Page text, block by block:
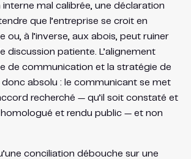
mal calibrée, une déclaration
que l’entreprise se croit en
ou, à l’inverse, aux abois, peut ruiner
discussion patiente. L’alignement
de communication et la stratégie de
absolu : le communicant se met
recherché — qu’il soit constaté et
et rendu public — et non
conciliation débouche sur une